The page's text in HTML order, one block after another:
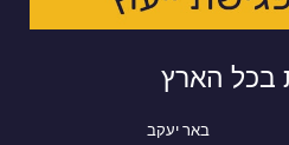
בכל הארץ
באר יעקב